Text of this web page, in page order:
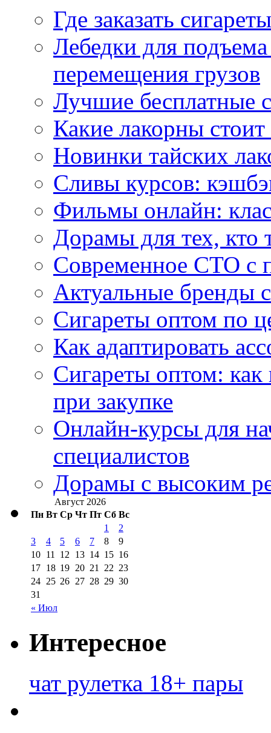
Где заказать
Лебедки для
перемещения грузов
Лучшие бесплатные
Какие лакорны стоит
Новинки тайских
Сливы курсов:
Фильмы онлайн:
Дорамы для тех, кто
Современное СТО с
Актуальные бренды
Сигареты оптом по
Как адаптировать
Сигареты оптом:
при закупке
Онлайн-курсы для
специалистов
Дорамы с высоким
Август 2026
Пн Вт Ср Чт Пт Сб Вс
« Июл
1
2
3
4 5 6 7 8
9
10 11 12 13 14 15 16
17 18 19 20 21 22 23
24 25 26 27 28 29 30
31
Интересное
чат рулетка 18+ пары